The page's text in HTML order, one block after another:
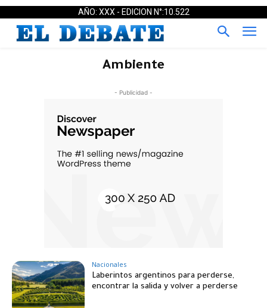
AÑO: XXX - EDICION N°:10.522
Ambiente
- Publicidad -
Nacionales
Laberintos argentinos para perderse,
encontrar la salida y volver a perderse